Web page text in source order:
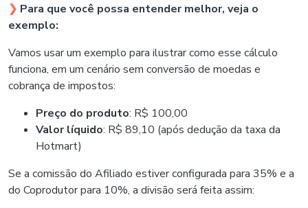
❯ Para que você possa entender melhor, veja o
exemplo:
Vamos usar um exemplo para ilustrar como esse cálculo
funciona, em um cenário sem conversão de moedas e
cobrança de impostos:
Preço do produto: R$ 100,00
Valor líquido: R$ 89,10 (após dedução da taxa da
Hotmart)
Se a comissão do Afiliado estiver configurada para 35% e a
do Coprodutor para 10%, a divisão será feita assim: